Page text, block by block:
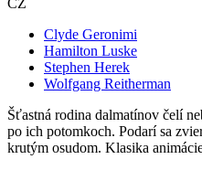
CZ
Clyde Geronimi
Hamilton Luske
Stephen Herek
Wolfgang Reitherman
Šťastná rodina dalmatínov čelí
po ich potomkoch. Podarí sa
krutým osudom. Klasika